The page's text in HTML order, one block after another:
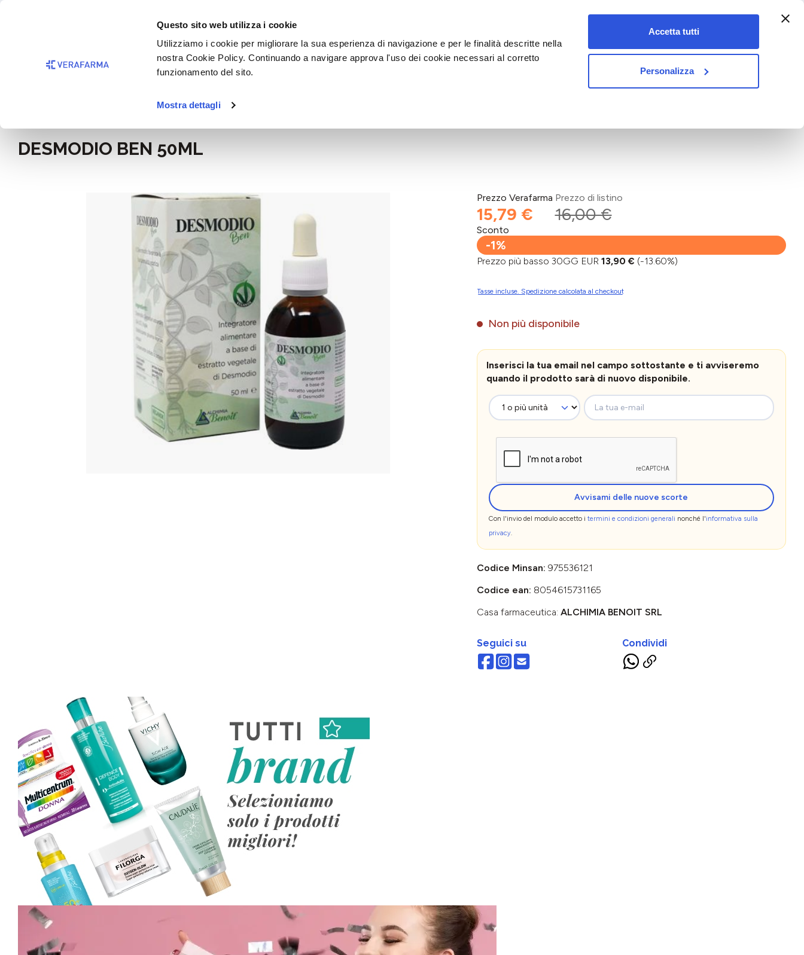
Questo sito web utilizza i cookie
Utilizziamo i cookie per migliorare la sua esperienza di navigazione e per le finalità descritte nella
nostra Cookie Policy. Continuando a navigare approva l'uso dei cookie necessari al corretto
funzionamento del sito.
Mostra dettagli
Accetta tutti
Personalizza
Passa alla navigazione principale
vet&pet
Alimentazione e integratori
DESMODIO BEN 50ML
Prezzo Verafarma
15,79 €
Prezzo di listino
16,00 €
Sconto
-1%
Prezzo più basso 30GG EUR 13,90 € (-13.60%)
Tasse incluse. Spedizione calcolata al checkout
Non più disponibile
Inserisci la tua email nel campo sottostante e ti avviseremo
quando il prodotto sarà di nuovo disponibile.
La tua e-mail
Avvisami delle nuove scorte
Con l'invio del modulo accetto i termini e condizioni generali nonché l'informativa sulla
privacy.
Codice Minsan: 975536121
Codice ean: 8054615731165
Casa farmaceutica: ALCHIMIA BENOIT SRL
Seguici su Condividi